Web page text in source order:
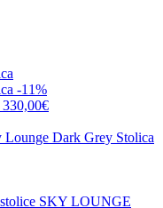
-11%
330,00€